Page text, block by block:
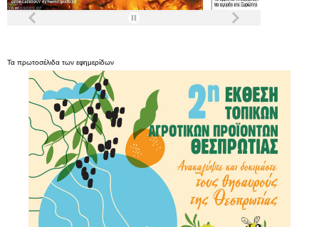
Τα πρωτοσέλιδα των εφημερίδων